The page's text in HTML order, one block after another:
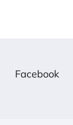
Facebook